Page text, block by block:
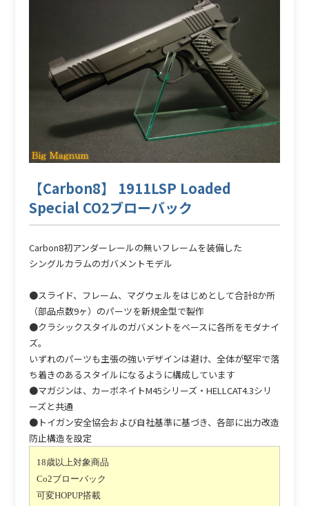
【Carbon8】 1911LSP Loaded
Special CO2ブローバック
Carbon8初アンダーレールの無いフレームを装備した
シングルカラムのガバメントモデル
●スライド、フレーム、マグウェルをはじめとして合計8か所
（部品点数9ヶ）のパーツを新規金型で製作
●クラシックスタイルのガバメントをベースに各所をモダナイ
ズ。
いずれのパーツも主張の強いデザインは避け、全体が堅牢で落
ち着きのあるスタイルになるように構成しています
●マガジンは、カーボネイトM45シリーズ・HELLCAT4.3シリ
ーズと共通
●トイガン安全協会および自社基準に基づき、各部に出力改造
防止構造を設定
18歳以上対象商品
Co2ブローバック
可変HOPUP搭載